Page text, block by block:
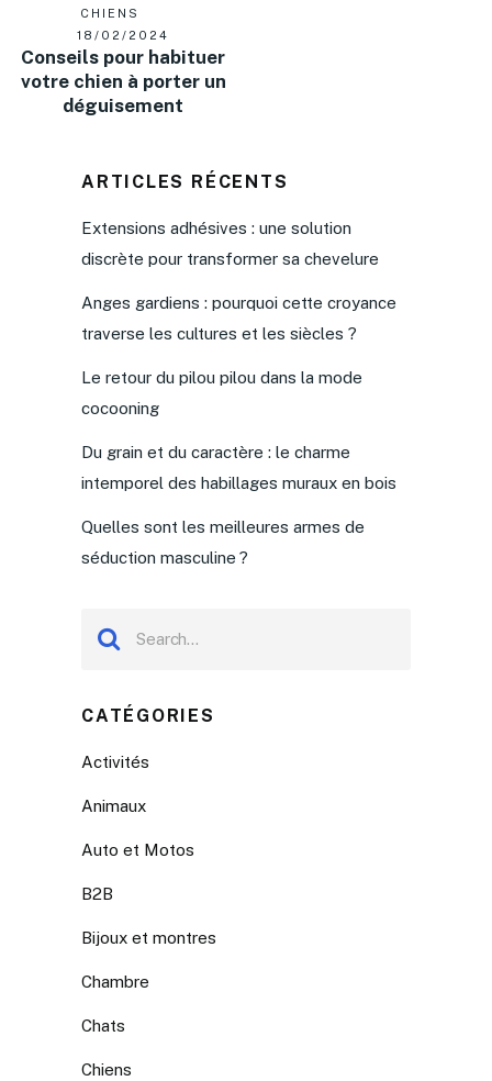
CHIENS
18/02/2024
Conseils pour habituer
votre chien à porter un
déguisement
ARTICLES RÉCENTS
Extensions adhésives : une solution
discrète pour transformer sa chevelure
Anges gardiens : pourquoi cette croyance
traverse les cultures et les siècles ?
Le retour du pilou pilou dans la mode
cocooning
Du grain et du caractère : le charme
intemporel des habillages muraux en bois
Quelles sont les meilleures armes de
séduction masculine ?
CATÉGORIES
Activités
Animaux
Auto et Motos
B2B
Bijoux et montres
Chambre
Chats
Chiens